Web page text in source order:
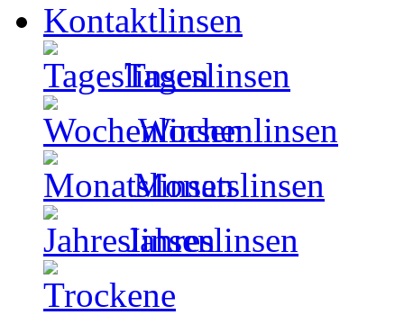
Kontaktlinsen
Tageslinsen
Wochenlinsen
Monatslinsen
Jahreslinsen